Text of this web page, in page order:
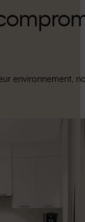
environnement,